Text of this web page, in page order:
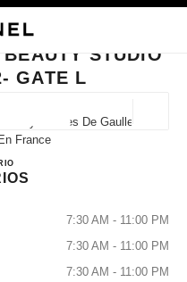
esta barra de búsqueda
CHANEL BEAUTY STUDIO -
STUDIO
GATE L
Charles De Gaulle,
France
CHANEL Beauty
7:30 AM - 11:00 PM
7:30 AM - 11:00 PM
7:30 AM - 11:00 PM
Y JOYERÍA